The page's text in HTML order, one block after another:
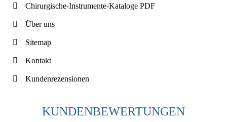
Chirurgische-Instrumente-Kataloge PDF
Über uns
Sitemap
Kontakt
Kundenrezensionen
KUNDENBEWERTUNGEN